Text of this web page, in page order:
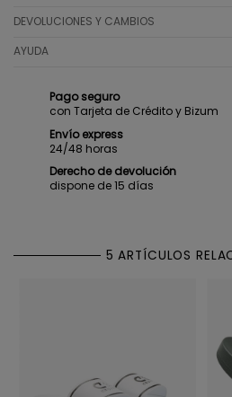
DEVOLUCIONES Y CAMBIOS
AYUDA
Pago seguro
con Tarjeta de Crédito y Bizum
Envío express
24/48 horas
Derecho de devolución
dispone de 15 días
5 ARTÍCULOS